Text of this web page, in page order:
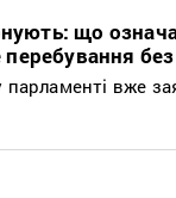
що
вже